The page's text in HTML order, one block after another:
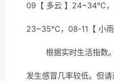
09【 多云 】24~34℃，
23~35℃，08-11【 小
根据实时生活指数
发生感冒几率较低。但